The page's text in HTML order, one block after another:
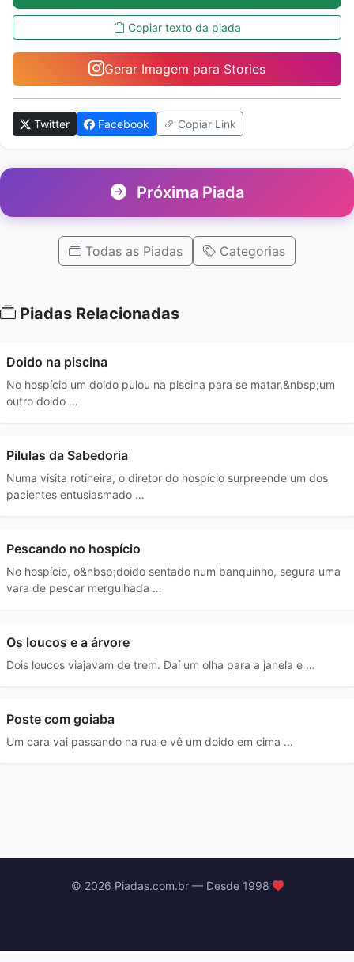
Copiar texto da piada
Gerar Imagem para Stories
Twitter Facebook Copiar Link
Próxima Piada
Todas as Piadas Categorias
Piadas Relacionadas
Doido na piscina
No hospício um doido pulou na piscina para se matar,&nbsp;um
outro doido …
Pilulas da Sabedoria
Numa visita rotineira, o diretor do hospício surpreende um dos
pacientes entusiasmado …
Pescando no hospício
No hospício, o&nbsp;doido sentado num banquinho, segura uma
vara de pescar mergulhada …
Os loucos e a árvore
Dois loucos viajavam de trem. Daí um olha para a janela e …
Poste com goiaba
Um cara vai passando na rua e vê um doido em cima …
© 2026 Piadas.com.br — Desde 1998